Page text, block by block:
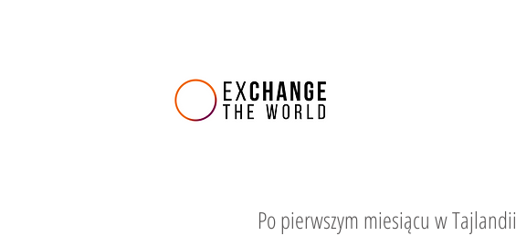
Po pierwszym miesiącu w Tajlandii